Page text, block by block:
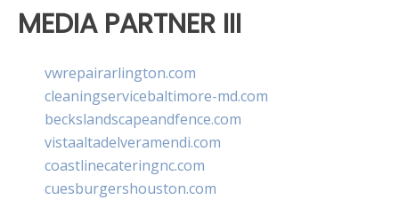
MEDIA PARTNER III
vwrepairarlington.com
cleaningservicebaltimore-md.com
beckslandscapeandfence.com
vistaaltadelveramendi.com
coastlinecateringnc.com
cuesburgershouston.com